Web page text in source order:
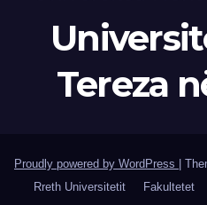
Tereza
Proudly powered by WordPress
Rreth Universitetit
Fakultetet